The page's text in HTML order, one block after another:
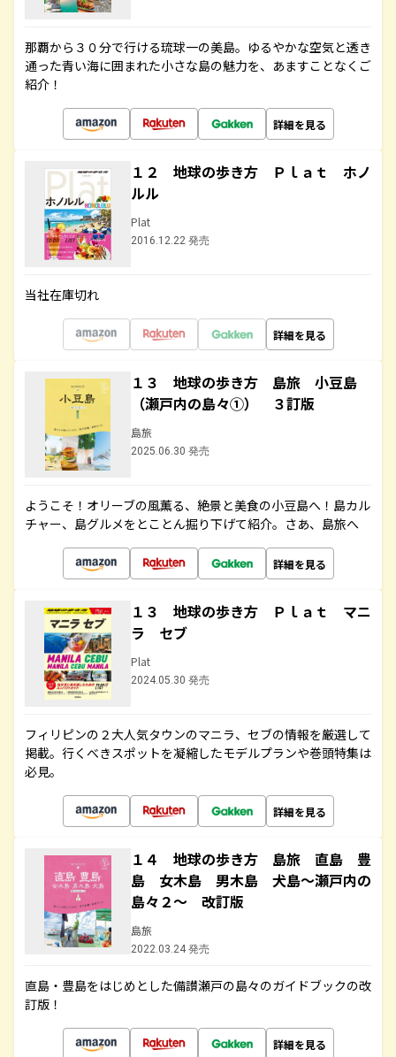
那覇から３０分で行ける琉球一の美島。ゆるやかな空気と透き
通った青い海に囲まれた小さな島の魅力を、あますことなくご
紹介！
詳細を見る
１２ 地球の歩き方 Ｐｌａｔ ホノ
ルル
Plat
2016.12.22 発売
当社在庫切れ
詳細を見る
１３ 地球の歩き方 島旅 小豆島
（瀬戸内の島々①） ３訂版
島旅
2025.06.30 発売
ようこそ！オリーブの風薫る、絶景と美食の小豆島へ！島カル
チャー、島グルメをとことん掘り下げて紹介。さあ、島旅へ
詳細を見る
１３ 地球の歩き方 Ｐｌａｔ マニ
ラ セブ
Plat
2024.05.30 発売
フィリピンの２大人気タウンのマニラ、セブの情報を厳選して
掲載。行くべきスポットを凝縮したモデルプランや巻頭特集は
必見。
詳細を見る
１４ 地球の歩き方 島旅 直島 豊
島 女木島 男木島 犬島～瀬戸内の
島々２～ 改訂版
島旅
2022.03.24 発売
直島・豊島をはじめとした備讃瀬戸の島々のガイドブックの改
訂版！
詳細を見る